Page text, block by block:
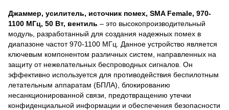
Джаммер, усилитель, источник помех, SMA Female, 970-
1100 МГц, 50 Вт, вентиль – это высокопроизводительный
модуль, разработанный для создания надежных помех в
диапазоне частот 970-1100 МГц. Данное устройство является
ключевым компонентом различных систем, направленных на
защиту от нежелательных беспроводных сигналов. Он
эффективно используется для противодействия беспилотным
летательным аппаратам (БПЛА), блокированию
несанкционированной связи, предотвращению утечки
конфиденциальной информации и обеспечения безопасности